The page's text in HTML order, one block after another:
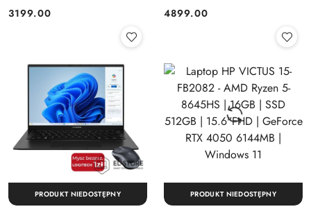
512GB Win 11 PRO
Cena:
3199.00
GeForce RTX 5050 8GB | Win
Cena:
4899.00
PRODUKT NIEDOSTĘPNY PRODUKT NIEDOSTĘPNY